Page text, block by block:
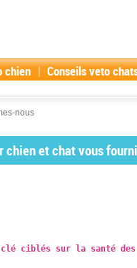
chien | Conseils veto
nous
chien et chat vous
ciblés sur la santé des